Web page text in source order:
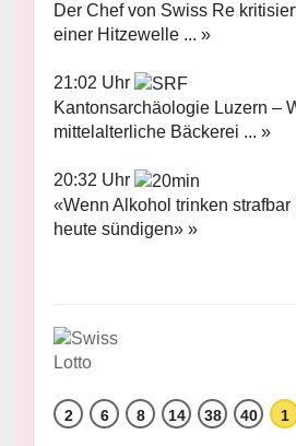
Der Chef von Swiss Re
einer Hitzewelle ... »
21:02 Uhr
Kantonsarchäologie Luzern –
mittelalterliche Bäckerei ... »
20:32 Uhr
«Wenn Alkohol trinken strafbar
heute sündigen» »
2 6 8 14 38 40 1